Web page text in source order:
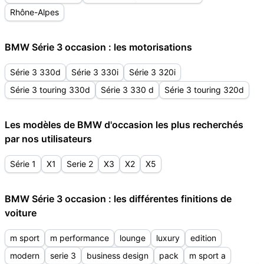
Rhône-Alpes
BMW Série 3 occasion : les motorisations
Série 3 330d Série 3 330i
Série 3 320i
Série 3 touring 330d
Série 3 330 d Série 3 touring 320d
Les modèles de BMW d'occasion les plus recherchés
par nos utilisateurs
Série 1 X1 Serie 2 X3 X2 X5
BMW Série 3 occasion : les différentes finitions de
voiture
m sport m performance lounge luxury
edition
modern
serie 3 business design pack
m sport a